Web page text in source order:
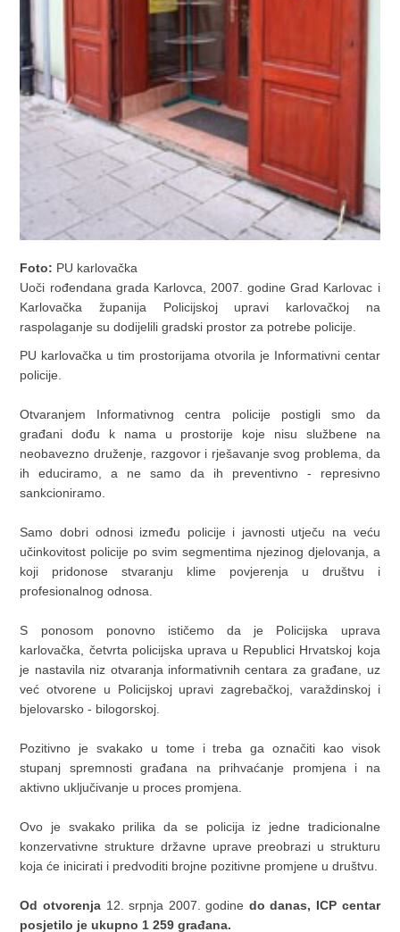
Foto: PU karlovačka
Uoči rođendana grada Karlovca, 2007. godine Grad Karlovac i
Karlovačka županija Policijskoj upravi karlovačkoj na
raspolaganje su dodijelili gradski prostor za potrebe policije.
PU karlovačka u tim prostorijama otvorila je Informativni centar
policije.
Otvaranjem Informativnog centra policije postigli smo da
građani dođu k nama u prostorije koje nisu službene na
neobavezno druženje, razgovor i rješavanje svog problema, da
ih educiramo, a ne samo da ih preventivno - represivno
sankcioniramo.
Samo dobri odnosi između policije i javnosti utječu na veću
učinkovitost policije po svim segmentima njezinog djelovanja, a
koji pridonose stvaranju klime povjerenja u društvu i
profesionalnog odnosa.
S ponosom ponovno ističemo da je Policijska uprava
karlovačka, četvrta policijska uprava u Republici Hrvatskoj koja
je nastavila niz otvaranja informativnih centara za građane, uz
već otvorene u Policijskoj upravi zagrebačkoj, varaždinskoj i
bjelovarsko - bilogorskoj.
Pozitivno je svakako u tome i treba ga označiti kao visok
stupanj spremnosti građana na prihvaćanje promjena i na
aktivno uključivanje u proces promjena.
Ovo je svakako prilika da se policija iz jedne tradicionalne
konzervativne strukture državne uprave preobrazi u strukturu
koja će inicirati i predvoditi brojne pozitivne promjene u društvu.
Od otvorenja 12. srpnja 2007. godine do danas, ICP centar
posjetilo je ukupno 1 259 građana.